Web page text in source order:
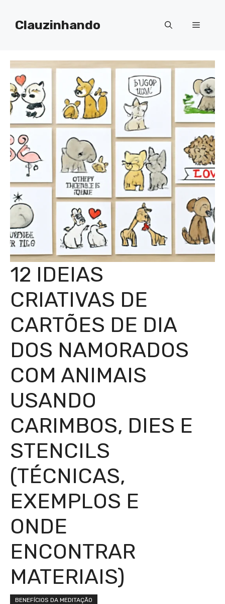
paraClauzinhando Menu
12 IDEIAS
CRIATIVAS DE
CARTÕES DE DIA
DOS NAMORADOS
COM ANIMAIS
USANDO
CARIMBOS, DIES E
STENCILS
(TÉCNICAS,
EXEMPLOS E
ONDE
ENCONTRAR
MATERIAIS)
BENEFÍCIOS DA MEDITAÇÃO